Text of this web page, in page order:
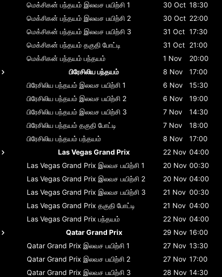
மெக்சிகன் பந்தயம் இலவச பயிற்சி 1 30 Oct 18:30
மெக்சிகன் பந்தயம் இலவச பயிற்சி 2 30 Oct 22:00
மெக்சிகன் பந்தயம் இலவச பயிற்சி 3 31 Oct 17:30
மெக்சிகன் பந்தயம் தகுதி போட்டி 31 Oct 21:00
மெக்சிகன் பந்தயம் பந்தயம் 1 Nov
20:00
பிரேசிலிய பந்தயம்
8 Nov
17:00
பிரேசிலிய பந்தயம் இலவச பயிற்சி 1 6 Nov
15:30
பிரேசிலிய பந்தயம் இலவச பயிற்சி 2 6 Nov
19:00
பிரேசிலிய பந்தயம் இலவச பயிற்சி 3 7 Nov
14:30
பிரேசிலிய பந்தயம் தகுதி போட்டி 7 Nov
18:00
பிரேசிலிய பந்தயம் பந்தயம் 8 Nov
17:00
Las Vegas Grand Prix
22 Nov 04:00
Las Vegas Grand Prix இலவச பயிற்சி 1 20 Nov 00:30
Las Vegas Grand Prix இலவச பயிற்சி 2 20 Nov 04:00
Las Vegas Grand Prix இலவச பயிற்சி 3 21 Nov 00:30
Las Vegas Grand Prix தகுதி போட்டி 21 Nov 04:00
Las Vegas Grand Prix பந்தயம் 22 Nov 04:00
Qatar Grand Prix
29 Nov 16:00
Qatar Grand Prix இலவச பயிற்சி 1 27 Nov 13:30
Qatar Grand Prix இலவச பயிற்சி 2 27 Nov 17:00
Qatar Grand Prix இலவச பயிற்சி 3 28 Nov 14:30